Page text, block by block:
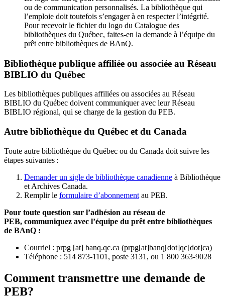
ou de communication personnalisés. La bibliothèque qui
l’emploie doit toutefois s’engager à en respecter l’intégrité.
Pour recevoir le fichier du logo du Catalogue des
bibliothèques du Québec, faites-en la demande à l’équipe du
prêt entre bibliothèques de BAnQ.
Bibliothèque publique affiliée ou associée au Réseau
BIBLIO du Québec
Les bibliothèques publiques affiliées ou associées au Réseau
BIBLIO du Québec doivent communiquer avec leur Réseau
BIBLIO régional, qui se charge de la gestion du PEB.
Autre bibliothèque du Québec et du Canada
Toute autre bibliothèque du Québec ou du Canada doit suivre les
étapes suivantes :
Demander un sigle de bibliothèque canadienne à Bibliothèque
et Archives Canada.
Remplir le formulaire d’abonnement au PEB.
Pour toute question sur l’adhésion au réseau de
PEB, communiquez avec l’équipe du prêt entre bibliothèques
de BAnQ :
Courriel : prpg [at] banq.qc.ca (prpg[at]banq[dot]qc[dot]ca)
Téléphone : 514 873-1101, poste 3131, ou 1 800 363-9028
Comment transmettre une demande de
PEB?